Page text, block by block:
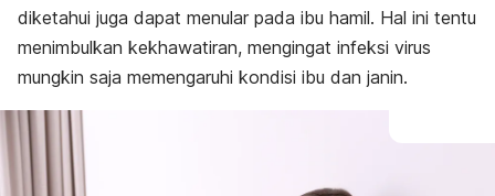
diketahui juga dapat menular pada ibu hamil. Hal ini tentu
menimbulkan kekhawatiran, mengingat infeksi virus
mungkin saja memengaruhi kondisi ibu dan janin.